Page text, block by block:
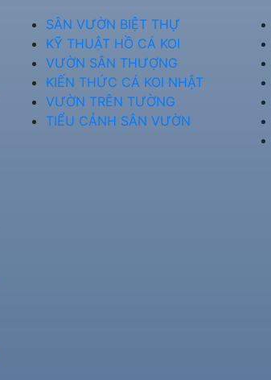
SÂN VƯỜN BIỆT THỰ
KỸ THUẬT HỒ CÁ KOI
VƯỜN SÂN THƯỢNG
KIẾN THỨC CÁ KOI NHẬT
VƯỜN TRÊN TƯỜNG
TIỂU CẢNH SÂN VƯỜN